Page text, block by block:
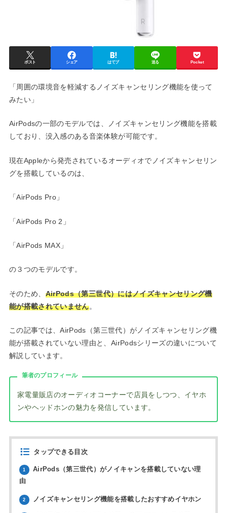
ポスト シェア はてブ 送る Pocket
「周囲の環境音を軽減するノイズキャンセリング機能を使って
みたい」
AirPodsの一部のモデルでは、ノイズキャンセリング機能を搭載
しており、没入感のある音楽体験が可能です。
現在Appleから発売されているオーディオでノイズキャンセリン
グを搭載しているのは、
「AirPods Pro」
「AirPods Pro 2」
「AirPods MAX」
の３つのモデルです。
そのため、 AirPods（第三世代）にはノイズキャンセリング機
能が搭載されていません。
この記事では、AirPods（第三世代）がノイズキャンセリング機
能が搭載されていない理由と、AirPodsシリーズの違いについて
解説しています。
筆者のプロフィール
家電量販店のオーディオコーナーで店員をしつつ、イヤホ
ンやヘッドホンの魅力を発信しています。
タップできる目次
1
AirPods（第三世代）がノイキャンを搭載していない理
由
2 ノイズキャンセリング機能を搭載したおすすめイヤホン